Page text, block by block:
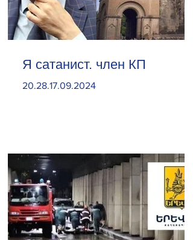
Я сатанист. член КП
20.28.17.09.2024